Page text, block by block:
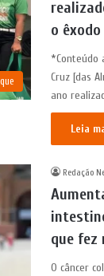
o êxodo
*Conteúdo
Cruz [das
ano
Leia
Redação
que fez
O câncer